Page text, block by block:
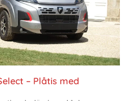
– Plåtis med